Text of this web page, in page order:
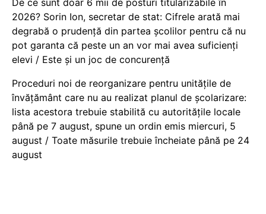
De ce sunt doar 6 mii de posturi titularizabile în
2026? Sorin Ion, secretar de stat: Cifrele arată mai
degrabă o prudență din partea școlilor pentru că nu
pot garanta că peste un an vor mai avea suficienți
elevi / Este și un joc de concurență
Proceduri noi de reorganizare pentru unitățile de
învățământ care nu au realizat planul de școlarizare:
lista acestora trebuie stabilită cu autoritățile locale
până pe 7 august, spune un ordin emis miercuri, 5
august / Toate măsurile trebuie încheiate până pe 24
august